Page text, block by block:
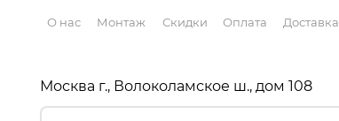
О нас Монтаж Скидки Оплата Доставка
Москва г., Волоколамское ш., дом 108